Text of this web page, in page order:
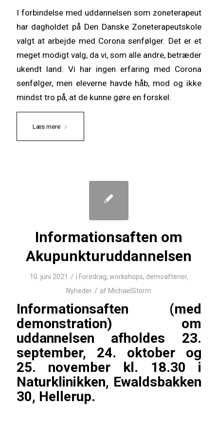
I forbindelse med uddannelsen som zoneterapeut
har dagholdet på Den Danske Zoneterapeutskole
valgt at arbejde med Corona senfølger. Det er et
meget modigt valg, da vi, som alle andre, betræder
ukendt land. Vi har ingen erfaring med Corona
senfølger, men eleverne havde håb, mod og ikke
mindst tro på, at de kunne gøre en forskel.
Læs mere
Informationsaften om
Akupunkturuddannelsen
10. juni 2021 / i Foredrag, workshops, demoaftener,
Nyheder / af MichaelStorm
Informationsaften (med
demonstration) om
uddannelsen afholdes 23.
september, 24. oktober og
25. november kl. 18.30 i
Naturklinikken, Ewaldsbakken
30, Hellerup.